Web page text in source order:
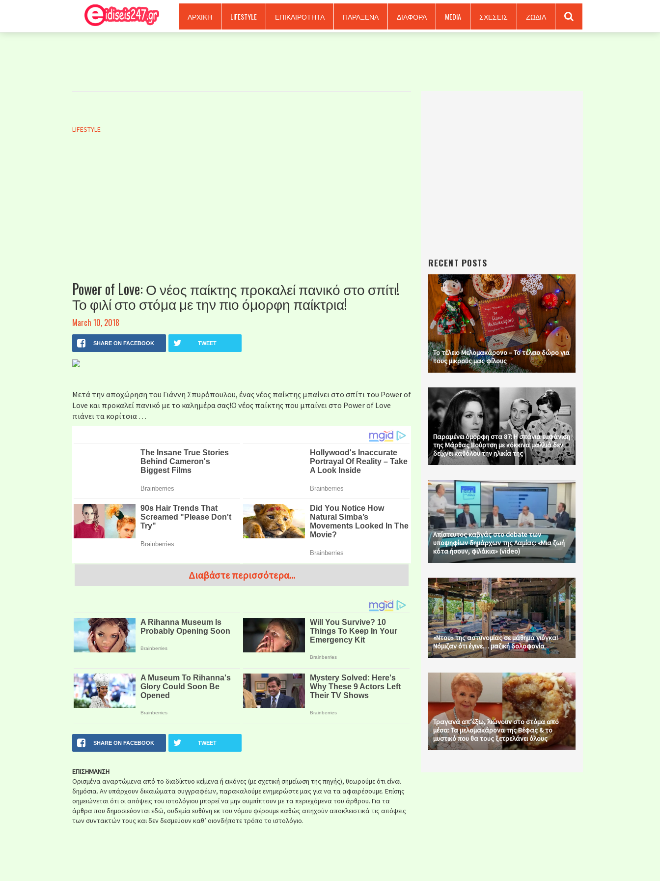
Ξερόλας ΑΡΧΙΚΗ LIFESTYLE ΕΠΙΚΑΙΡΟΤΗΤΑ ΠΑΡΑΞΕΝΑ ΔΙΑΦΟΡΑ MEDIA ΣΧΕΣΕΙΣ ΖΩΔΙΑ
LIFESTYLE
Power of Love: Ο νέος παίκτης προκαλεί πανικό στο σπίτι!
Το φιλί στο στόμα με την πιο όμορφη παίκτρια!
March 10, 2018
SHARE ON FACEBOOK TWEET
Μετά την αποχώρηση του Γιάννη Σπυρόπουλου, ένας νέος παίκτης μπαίνει στο σπίτι του Power of
Love και προκαλεί πανικό με το καλημέρα σας!Ο νέος παίκτης που μπαίνει στο Power of Love
πιάνει τα κορίτσια …
Διαβάστε περισσότερα...
SHARE ON FACEBOOK TWEET
ΕΠΙΣΗΜΑΝΣΗ
Ορισμένα αναρτώμενα από το διαδίκτυο κείμενα ή εικόνες (με σχετική σημείωση της πηγής), θεωρούμε ότι είναι
δημόσια. Αν υπάρχουν δικαιώματα συγγραφέων, παρακαλούμε ενημερώστε μας για να τα αφαιρέσουμε. Επίσης
σημειώνεται ότι οι απόψεις του ιστολόγιου μπορεί να μην συμπίπτουν με τα περιεχόμενα του άρθρου. Για τα
άρθρα που δημοσιεύονται εδώ, ουδεμία ευθύνη εκ του νόμου φέρουμε καθώς απηχούν αποκλειστικά τις απόψεις
των συντακτών τους και δεν δεσμεύουν καθ’ οιονδήποτε τρόπο το ιστολόγιο.
RECENT POSTS
Το τέλειο Μελομακάρονο – Το τέλειο δώρο για
τους μικρούς μας φίλους
Παραμένει όμορφη στα 87: Η σπάνια εμφάνιση
της Μάρθας Βούρτση με κόκκινα μαλλιά δεν
δείχνει καθόλου την ηλικία της
Απίστευτος καβγάς στο debate των
υποψηφίων δημάρχων της Λαμίας: «Μια ζωή
κότα ήσουν, φιλάκια» (video)
«Ντου» της αστυνομίας σε μάθημα γιόγκα!
Νόμιζαν ότι έγινε… μαζική δολοφονία
Τραγανά απ’έξω, λιώνουν στο στόμα από
μέσα: Τα μελομακάρονα της Βέφας & το
μυστικό που θα τους ξετρελάνει όλους